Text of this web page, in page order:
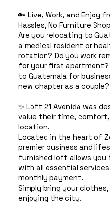
🔑 Live, Work, and Enjoy
Hassles, No Furniture
Are you relocating to
a medical resident or
rotation? Do you work
for your first
to Guatemala for
new chapter as a couple?
✨ Loft 21 Avenida was
value their time,
location.
Located in the heart of
premier business and
furnished loft allows you
with all essential
monthly payment.
Simply bring your
enjoying the city.